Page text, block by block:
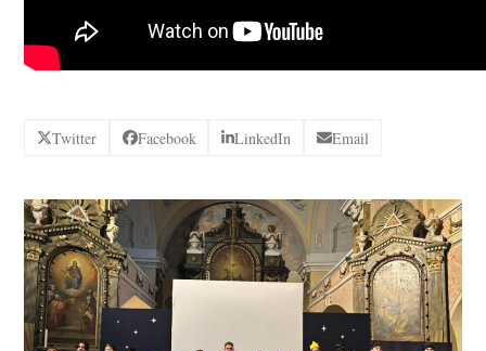
Twitter Facebook LinkedIn Email